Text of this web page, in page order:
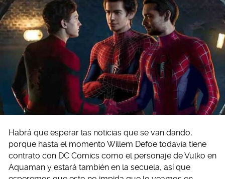
Habrá que esperar las noticias que se van dando,
porque hasta el momento Willem Defoe todavía tiene
contrato con DC Comics como el personaje de Vulko en
Aquaman y estará también en la secuela, así que